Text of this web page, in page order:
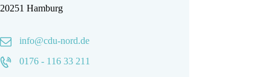
20251 Hamburg
info@cdu-nord.de
0176 - 116 33 211